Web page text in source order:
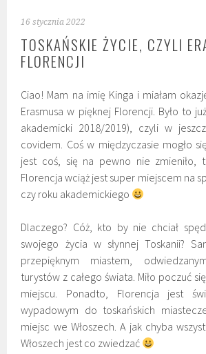
16 stycznia 2022
TOSKAŃSKIE ŻYCIE, CZYLI
FLORENCJI
Ciao! Mam na imię Kinga i miałam
Erasmusa w pięknej Florencji. Było to
akademicki 2018/2019), czyli w
covidem. Coś w międzyczasie mogło
jest coś, się na pewno nie
Florencja wciąż jest super miejscem na
czy roku akademickiego
Dlaczego? Cóż, kto by nie chciał
swojego życia w słynnej Toskanii?
przepięknym miastem,
turystów z całego świata. Miło poczuć
miejscu. Ponadto, Florencja jest
wypadowym do toskańskich
miejsc we Włoszech. A jak chyba
Włoszech jest co zwiedzać